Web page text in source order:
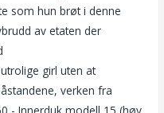
som hun brøt i denne
av etaten der
girl uten at
verken fra